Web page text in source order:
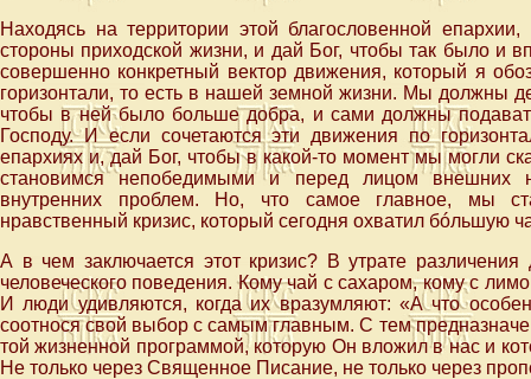
Находясь на территории этой благословенной
стороны приходской жизни, и дай Бог, чтобы так было и
совершенно конкретный вектор движения, который я
горизонтали, то есть в нашей земной жизни. Мы должны
чтобы в ней было больше добра, и сами должны
Господу. И если сочетаются эти движения по
епархиях и, дай Бог, чтобы в какой-то момент мы могли
становимся непобедимыми и перед лицом внешних
внутренних проблем. Но, что самое главное, мы
нравственный кризис, который сегодня охватил бóльшую
А в чем заключается этот кризис? В утрате
человеческого поведения. Кому чай с сахаром, кому с
И люди удивляются, когда их вразумляют: «А что
соотнося свой выбор с самым главным. С тем
той жизненной программой, которую Он вложил в нас и
Не только через Священное Писание, не только через